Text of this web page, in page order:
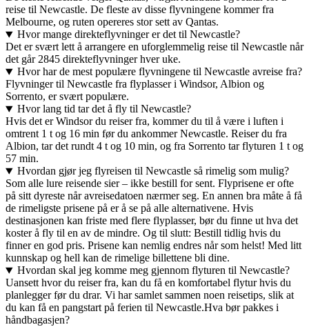
reise til Newcastle. De fleste av disse flyvningene kommer fra
Melbourne, og ruten opereres stor sett av Qantas.
Hvor mange direkteflyvninger er det til Newcastle?
Det er svært lett å arrangere en uforglemmelig reise til Newcastle når
det går 2845 direkteflyvninger hver uke.
Hvor har de mest populære flyvningene til Newcastle avreise fra?
Flyvninger til Newcastle fra flyplasser i Windsor, Albion og
Sorrento, er svært populære.
Hvor lang tid tar det å fly til Newcastle?
Hvis det er Windsor du reiser fra, kommer du til å være i luften i
omtrent 1 t og 16 min før du ankommer Newcastle. Reiser du fra
Albion, tar det rundt 4 t og 10 min, og fra Sorrento tar flyturen 1 t og
57 min.
Hvordan gjør jeg flyreisen til Newcastle så rimelig som mulig?
Som alle lure reisende sier – ikke bestill for sent. Flyprisene er ofte
på sitt dyreste når avreisedatoen nærmer seg. En annen bra måte å få
de rimeligste prisene på er å se på alle alternativene. Hvis
destinasjonen kan friste med flere flyplasser, bør du finne ut hva det
koster å fly til en av de mindre. Og til slutt: Bestill tidlig hvis du
finner en god pris. Prisene kan nemlig endres når som helst! Med litt
kunnskap og hell kan de rimelige billettene bli dine.
Hvordan skal jeg komme meg gjennom flyturen til Newcastle?
Uansett hvor du reiser fra, kan du få en komfortabel flytur hvis du
planlegger før du drar. Vi har samlet sammen noen reisetips, slik at
du kan få en pangstart på ferien til Newcastle.Hva bør pakkes i
håndbagasjen?